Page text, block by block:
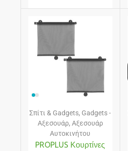
Σπίτι & Gadgets, Gadgets -
Αξεσουάρ, Αξεσουάρ
Αυτοκινήτου
PROPLUS Κουρτίνες